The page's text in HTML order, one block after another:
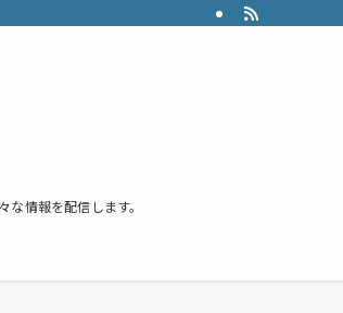
情報を配信します。